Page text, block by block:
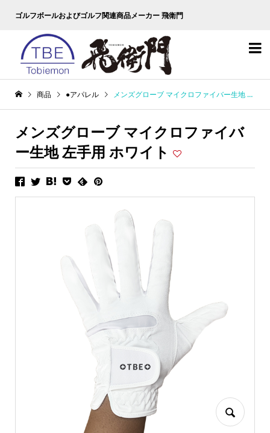
ゴルフボールおよびゴルフ関連商品メーカー 飛衛門

商品 ●アパレル メンズグローブ マイクロファイバー生地 左手用 ホワイト
メンズグローブ マイクロファイバ
ー生地 左手用 ホワイト